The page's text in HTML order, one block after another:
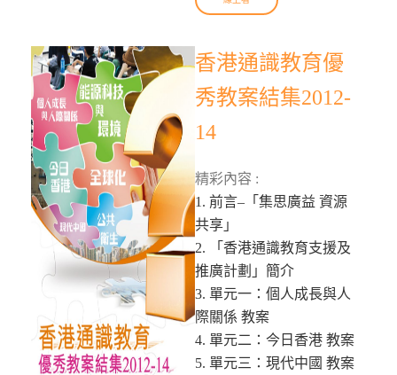
香港通識教育優
秀教案結集2012-
14
精彩內容 :
1. 前言–「集思廣益 資源
共享」
2. 「香港通識教育支援及
推廣計劃」簡介
3. 單元一：個人成長與人
際關係 教案
4. 單元二：今日香港 教案
5. 單元三：現代中國 教案